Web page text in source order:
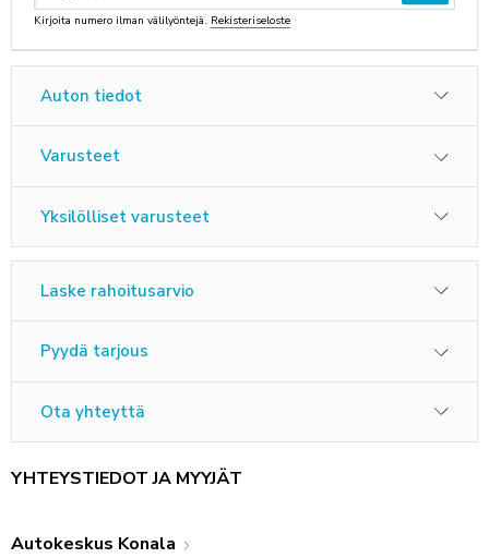
Kirjoita numero ilman välilyöntejä. Rekisteriseloste
Auton tiedot
Varusteet
Yksilölliset varusteet
Laske rahoitusarvio
Pyydä tarjous
Ota yhteyttä
YHTEYSTIEDOT JA MYYJÄT
Autokeskus Konala